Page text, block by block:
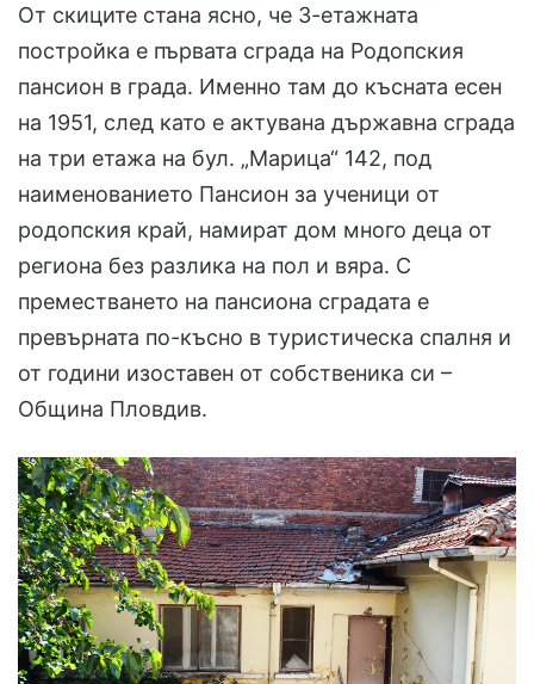
От скиците стана ясно, че 3-етажната
постройка е първата сграда на Родопския
пансион в града. Именно там до късната есен
на 1951, след като е актувана държавна сграда
на три етажа на бул. „Марица“ 142, под
наименованието Пансион за ученици от
родопския край, намират дом много деца от
региона без разлика на пол и вяра. С
преместването на пансиона сградата е
превърната по-късно в туристическа спалня и
от години изоставен от собственика си –
Община Пловдив.